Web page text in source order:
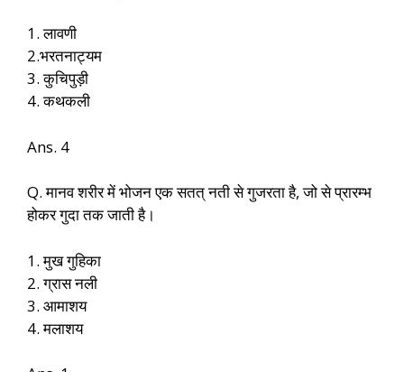
1. लावणी
2.भरतनाट्यम
3. कुचिपुड़ी
4. कथकली
Ans. 4
Q. मानव शरीर में भोजन एक सतत् नती से गुजरता है, जो से प्रारम्भ
होकर गुदा तक जाती है।
1. मुख गुहिका
2. ग्रास नली
3. आमाशय
4. मलाशय